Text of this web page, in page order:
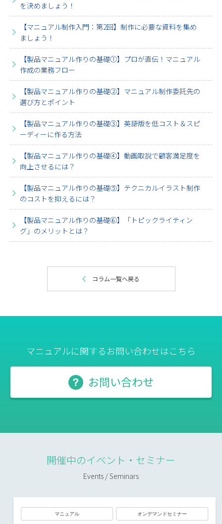
を決めましょう！
【マニュアル制作入門：第2回】制作に必要な資料を集め
ましょう！
【製品マニュアル作りの基礎①】プロが直伝！マニュアル
作成の業務フロー
【製品マニュアル作りの基礎②】マニュアル制作委託先の
選び方とポイント
【製品マニュアル作りの基礎③】英語版を低コスト＆スピ
ーディーに作る方法
【製品マニュアル作りの基礎④】動画取説で顧客満足度を
向上させるには？
【製品マニュアル作りの基礎⑤】テクニカルイラスト制作
のコストを抑えるには？
【製品マニュアル作りの基礎⑥】「トピックライティン
グ」のメリットとは？
コラム一覧へ戻る
マニュアルに関するお問い合わせはこちら
お問い合わせ
開催中のイベント・セミナー
Events / Seminars
マニュアル オンデマンドセミナー